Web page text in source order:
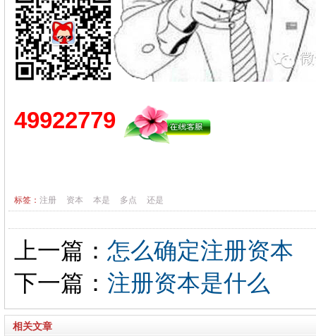
49922779
标签： 注册 资本 本是 多点 还是
上一篇： 怎么确定注册资本
下一篇： 注册资本是什么
相关文章